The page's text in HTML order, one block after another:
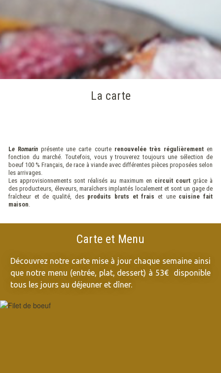
La carte
Le Romarin présente une carte courte renouvelée très régulièrementen
fonction du marché. Toutefois, vous y trouverez toujours une sélection de
boeuf 100 % Français, de race à viande avec différentes pièces proposées selon
les arrivages.
Les approvisionnements sont réalisés au maximum en circuit courtgrâce à
des producteurs, éleveurs, maraîchers implantés localement et sont un gage de
fraîcheur et de qualité, des produits bruts et frais et une cuisine fait
maison
Carte et Menu
Découvrez notre carte mise à jour chaque semaine ainsi
que notre menu (entrée, plat, dessert) à 53€ disponible
tous les jours au déjeuner et dîner.